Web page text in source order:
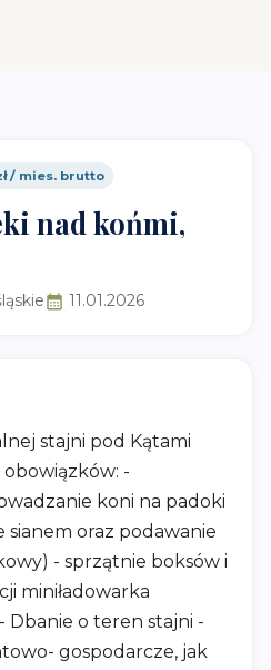
/ mies. brutto
nad końmi,
11.01.2026
stajni pod Kątami
obowiązków: -
koni na padoki
oraz podawanie
- sprzątnie boksów i
miniładowarka
Dbanie o teren stajni -
gospodarcze, jak